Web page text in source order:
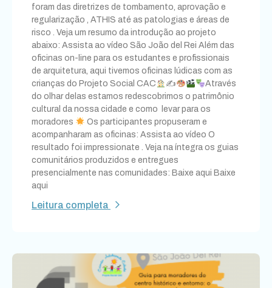
foram das diretrizes de tombamento, aprovação e
regularização , ATHIS até as patologias e áreas de
risco . Veja um resumo da introdução ao projeto
abaixo: Assista ao vídeo São João del Rei Além das
oficinas on-line para os estudantes e profissionais
de arquitetura, aqui tivemos oficinas lúdicas com as
crianças do Projeto Social CAC
✍
Através
do olhar delas estamos redescobrimos o patrimônio
cultural da nossa cidade e como levar para os
moradores
Os participantes propuseram e
acompanharam as oficinas: Assista ao vídeo O
resultado foi impressionate . Veja na íntegra os guias
comunitários produzidos e entregues
presencialmente nas comunidades: Baixe aqui Baixe
aqui
Leitura completa